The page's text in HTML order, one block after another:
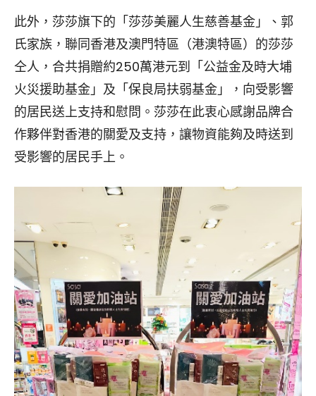
此外，莎莎旗下的「莎莎美麗人生慈善基金」、郭
氏家族，聯同香港及澳門特區（港澳特區）的莎莎
仝人，合共捐贈約250萬港元到「公益金及時大埔
火災援助基金」及「保良局扶弱基金」，向受影響
的居民送上支持和慰問。莎莎在此衷心感謝品牌合
作夥伴對香港的關愛及支持，讓物資能夠及時送到
受影響的居民手上。